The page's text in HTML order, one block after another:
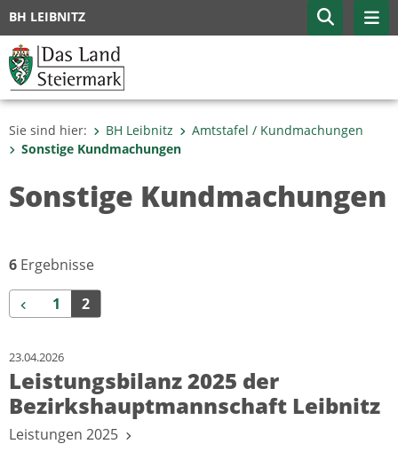
BH LEIBNITZ
Sie sind hier: BH Leibnitz
Amtstafel / Kundmachungen
Sonstige Kundmachungen
Sonstige Kundmachungen
6 Ergebnisse
Zurück
1 2
23.04.2026
Leistungsbilanz 2025 der
Bezirkshauptmannschaft Leibnitz
Leistungen 2025